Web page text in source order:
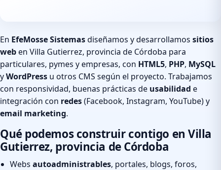
En EfeMosse Sistemasdiseñamos y desarrollamos sitios
weben Villa Gutierrez, provincia de Córdoba para
particulares, pymes y empresas, con HTML5, PHP, MySQL
yWordPress u otros CMS según el proyecto. Trabajamos
con responsividad, buenas prácticas de usabilidad e
integración con redes(Facebook, Instagram, YouTube) y
email marketing.
Qué podemos construir contigo en Villa
Gutierrez, provincia de Córdoba
Webs autoadministrables, portales, blogs, foros,